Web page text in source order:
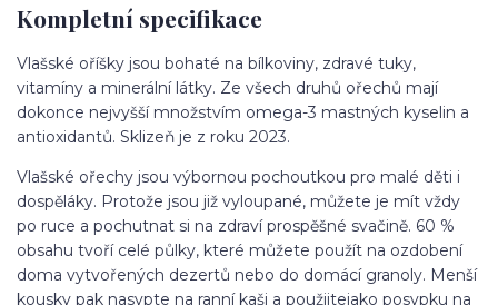
Kompletní specifikace
Vlašské oříšky jsou bohaté na bílkoviny, zdravé tuky,
vitamíny a minerální látky. Ze všech druhů ořechů mají
dokonce nejvyšší množstvím omega-3 mastných kyselin a
antioxidantů. Sklizeň je z roku 2023.
Vlašské ořechy jsou výbornou pochoutkou pro malé děti i
dospěláky. Protože jsou již vyloupané, můžete je mít vždy
po ruce a pochutnat si na zdraví prospěšné svačině. 60 %
obsahu tvoří celé půlky, které můžete použít na ozdobení
doma vytvořených dezertů nebo do domácí granoly. Menší
kousky pak nasypte na ranní kaši a použijtejako posypku na